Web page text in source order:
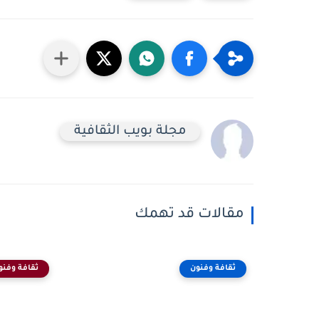
مجلة بويب الثقافية
مقالات قد تهمك
ثقافة وفنون ثقافة